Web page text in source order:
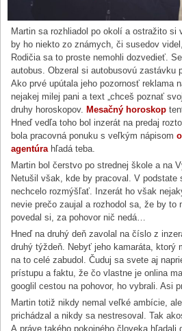
Martin sa rozhliadol po okolí a ostražito si
by ho niekto zo známych, či susedov
Rodičia sa to proste nemohli dozvedieť.
autobus. Obzeral si autobusovú zastávku
Ako prvé upútala jeho pozornosť reklama
nejakej milej pani a text „chceš poznať
druhy horoskopov.Mesačný horoskop
Hneď vedľa toho bol inzerát na predaj
bola pracovná ponuku s veľkým nápisom
agentúra hľadá teba.
Martin bol čerstvo po strednej škole a na
Netušil však, kde by pracoval. V podstate
nechcelo rozmýšľať. Inzerát ho však
nevie prečo zaujal a rozhodol sa, že by to
povedal si, za pohovor nič nedá…
Hneď na druhý deň zavolal na číslo z
druhý týždeň. Nebyť jeho kamaráta, ktorý
na to celé zabudol. Čuduj sa svete aj
prístupu a faktu, že čo vlastne je onlina
googlil cestou na pohovor, ho vybrali. Asi
Martin totiž nikdy nemal veľké ambície,
prichádzal a nikdy sa nestresoval. Tak
A práve takého pokojného človeka hľadali